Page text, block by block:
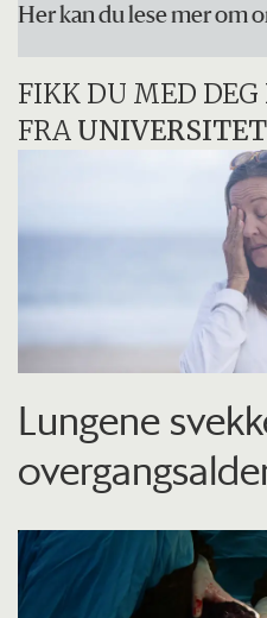
Her kan du lese mer om
FIKK DU MED
FRA
Lungene